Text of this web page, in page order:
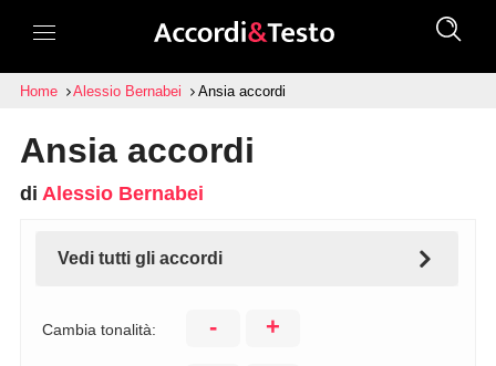
Home Alessio Bernabei Ansia accordi
Ansia accordi
di Alessio Bernabei
Vedi tutti gli accordi
Cambia tonalità: - +